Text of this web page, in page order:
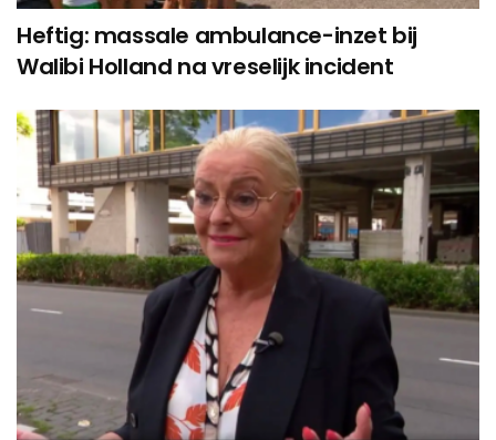
Heftig: massale ambulance-inzet bij
Walibi Holland na vreselijk incident